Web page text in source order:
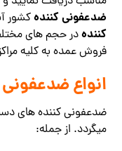
ضدعفونی کنندهکشور
کنندهدر حجم های
فروش عمده به کلیه
انواع ضدعفونی
ضدعفونی کننده های
میگردد. از جمله: